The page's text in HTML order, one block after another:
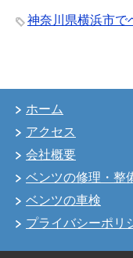
神奈川県横浜市で
ホーム
アクセス
会社概要
ベンツの修理・整
ベンツの車検
プライバシーポリ